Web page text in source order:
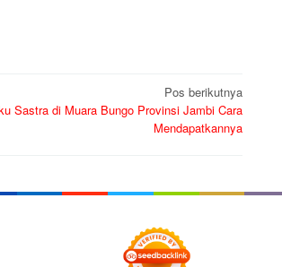
Pos berikutnya
Sastra di Muara Bungo Provinsi Jambi Cara
Mendapatkannya